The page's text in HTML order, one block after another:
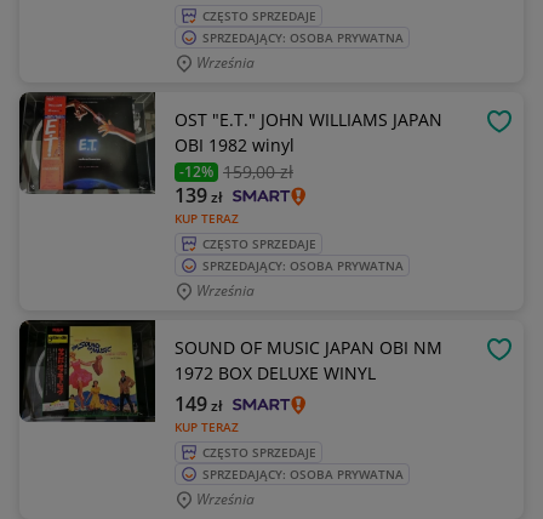
CZĘSTO SPRZEDAJE
SPRZEDAJĄCY: OSOBA PRYWATNA
Września
OST "E.T." JOHN WILLIAMS JAPAN
OBI 1982 winyl
-12% 159,00 zł
KUP TERAZ
139zł
CZĘSTO SPRZEDAJE
SPRZEDAJĄCY: OSOBA PRYWATNA
Września
SOUND OF MUSIC JAPAN OBI NM
1972 BOX DELUXE WINYL
KUP TERAZ
149zł
CZĘSTO SPRZEDAJE
SPRZEDAJĄCY: OSOBA PRYWATNA
Września